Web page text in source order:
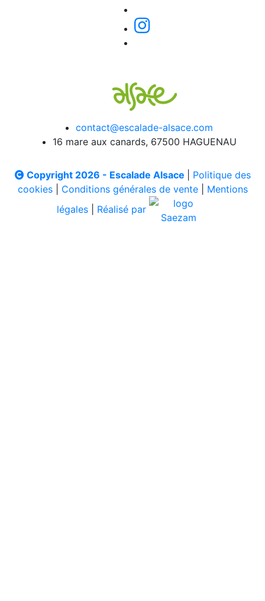
contact@escalade-alsace.com
16 mare aux canards, 67500 HAGUENAU
Copyright 2026 - Escalade Alsace
Politique des
cookies| Conditions générales de vente| Mentions
légales
Réalisé par